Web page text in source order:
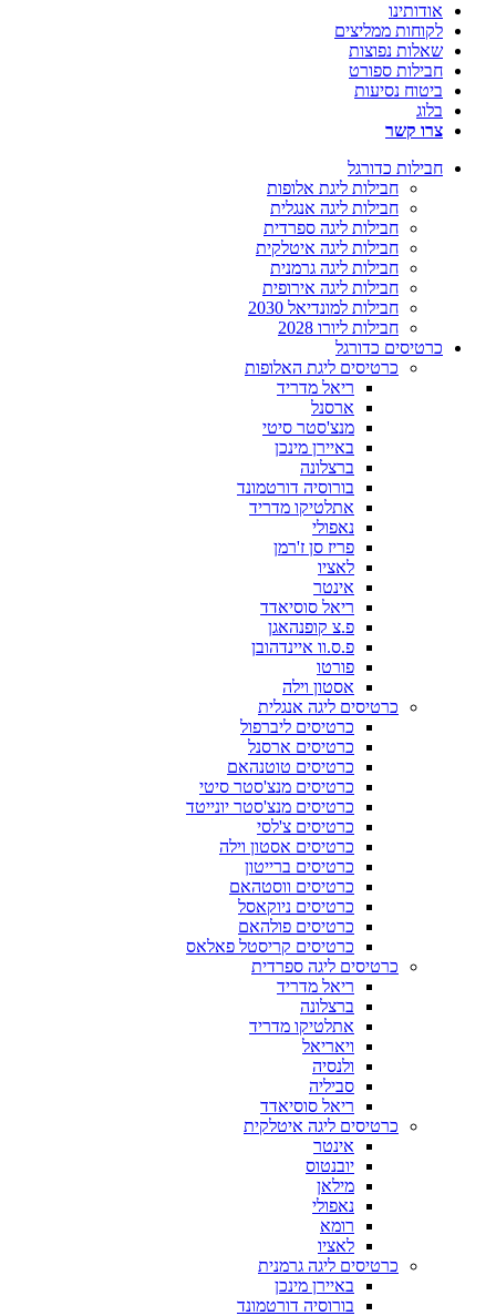
אודותינו
לקוחות ממליצים
שאלות נפוצות
חבילות ספורט
ביטוח נסיעות
בלוג
צרו קשר
חבילות כדורגל
חבילות ליגת אלופות
חבילות ליגה אנגלית
חבילות ליגה ספרדית
חבילות ליגה איטלקית
חבילות ליגה גרמנית
חבילות ליגה אירופית
חבילות למונדיאל 2030
חבילות ליורו 2028
כרטיסים כדורגל
כרטיסים ליגת האלופות
ריאל מדריד
ארסנל
מנצ'סטר סיטי
באיירן מינכן
ברצלונה
בורוסיה דורטמונד
אתלטיקו מדריד
נאפולי
פריז סן ז'רמן
לאציו
אינטר
ריאל סוסיאדד
פ.צ קופנהאגן
פ.ס.וו איינדהובן
פורטו
אסטון וילה
כרטיסים ליגה אנגלית
כרטיסים ליברפול
כרטיסים ארסנל
כרטיסים טוטנהאם
כרטיסים מנצ'סטר סיטי
כרטיסים מנצ'סטר יונייטד
כרטיסים צ'לסי
כרטיסים אסטון וילה
כרטיסים ברייטון
כרטיסים ווסטהאם
כרטיסים ניוקאסל
כרטיסים פולהאם
כרטיסים קריסטל פאלאס
כרטיסים ליגה ספרדית
ריאל מדריד
ברצלונה
אתלטיקו מדריד
ויאריאל
ולנסיה
סביליה
ריאל סוסיאדד
כרטיסים ליגה איטלקית
אינטר
יובנטוס
מילאן
נאפולי
רומא
לאציו
כרטיסים ליגה גרמנית
באיירן מינכן
בורוסיה דורטמונד